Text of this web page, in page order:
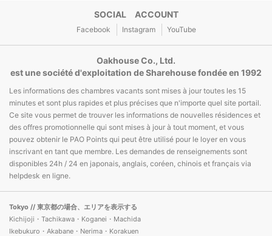
SOCIAL ACCOUNT
Facebook Instagram YouTube
Oakhouse Co., Ltd.
est une société d'exploitation de Sharehouse fondée en 1992
Les informations des chambres vacants sont mises à jour toutes les 15
minutes et sont plus rapides et plus précises que n'importe quel site portail.
Ce site vous permet de trouver les informations de nouvelles résidences et
des offres promotionnelle qui sont mises à jour à tout moment, et vous
pouvez obtenir le PAO Points qui peut être utilisé pour le loyer en vous
inscrivant en tant que membre. Les demandes de renseignements sont
disponibles 24h / 24 en japonais, anglais, coréen, chinois et français via
helpdesk en ligne.
Tokyo // 東京都の場合、エリアを表示する
Kichijoji・Tachikawa・Koganei・Machida
Ikebukuro・Akabane・Nerima・Korakuen